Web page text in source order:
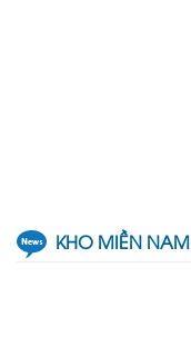
KHO MIỀN NAM